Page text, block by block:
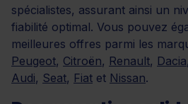
spécialistes, assurant ainsi un
fiabilité optimal. Vous pouvez
meilleures offres parmi les
Peugeot, Citroën, Renault, Dacia
Audi, Seat, Fiat et Nissan.